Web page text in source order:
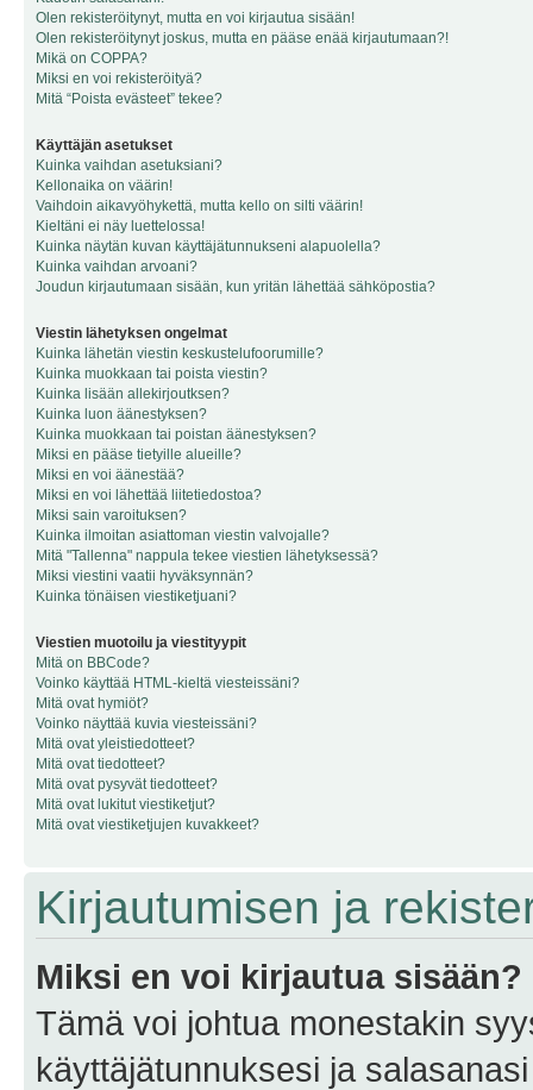
Olen rekisteröitynyt, mutta en voi kirjautua sisään!
Olen rekisteröitynyt joskus, mutta en pääse enää kirjautumaan?!
Mikä on COPPA?
Miksi en voi rekisteröityä?
Mitä “Poista evästeet” tekee?
Käyttäjän asetukset
Kuinka vaihdan asetuksiani?
Kellonaika on väärin!
Vaihdoin aikavyöhykettä, mutta kello on silti väärin!
Kieltäni ei näy luettelossa!
Kuinka näytän kuvan käyttäjätunnukseni alapuolella?
Kuinka vaihdan arvoani?
Joudun kirjautumaan sisään, kun yritän lähettää sähköpostia?
Viestin lähetyksen ongelmat
Kuinka lähetän viestin keskustelufoorumille?
Kuinka muokkaan tai poista viestin?
Kuinka lisään allekirjoutksen?
Kuinka luon äänestyksen?
Kuinka muokkaan tai poistan äänestyksen?
Miksi en pääse tietyille alueille?
Miksi en voi äänestää?
Miksi en voi lähettää liitetiedostoa?
Miksi sain varoituksen?
Kuinka ilmoitan asiattoman viestin valvojalle?
Mitä "Tallenna" nappula tekee viestien lähetyksessä?
Miksi viestini vaatii hyväksynnän?
Kuinka tönäisen viestiketjuani?
Viestien muotoilu ja viestityypit
Mitä on BBCode?
Voinko käyttää HTML-kieltä viesteissäni?
Mitä ovat hymiöt?
Voinko näyttää kuvia viesteissäni?
Mitä ovat yleistiedotteet?
Mitä ovat tiedotteet?
Mitä ovat pysyvät tiedotteet?
Mitä ovat lukitut viestiketjut?
Mitä ovat viestiketjujen kuvakkeet?
Kirjautumisen ja
Miksi en voi kirjautua sisään?
Tämä voi johtua monestakin
käyttäjätunnuksesi ja